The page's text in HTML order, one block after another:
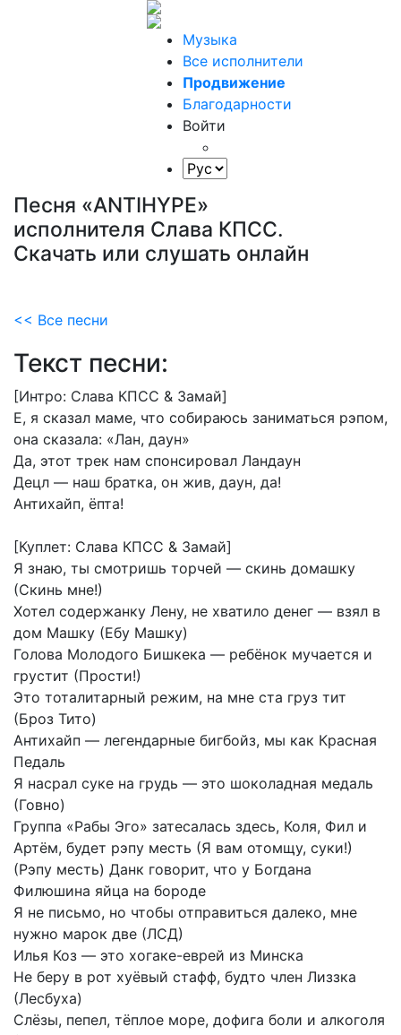
Музыка
Все исполнители
Продвижение
Благодарности
Войти
Песня «ANTIHYPE»
исполнителя Слава КПСС.
Скачать или слушать онлайн
<< Все песни
Текст песни:
[Интро: Слава КПСС & Замай]
Е, я сказал маме, что собираюсь заниматься рэпом,
она сказала: «Лан, даун»
Да, этот трек нам спонсировал Ландаун
Децл — наш братка, он жив, даун, да!
Антихайп, ёпта!
[Куплет: Слава КПСС & Замай]
Я знаю, ты смотришь торчей — скинь домашку
(Скинь мне!)
Хотел содержанку Лену, не хватило денег — взял в
дом Машку (Ебу Машку)
Голова Молодого Бишкека — ребёнок мучается и
грустит (Прости!)
Это тоталитарный режим, на мне ста груз тит
(Броз Тито)
Антихайп — легендарные бигбойз, мы как Красная
Педаль
Я насрал суке на грудь — это шоколадная медаль
(Говно)
Группа «Рабы Эго» затесалась здесь, Коля, Фил и
Артём, будет рэпу месть (Я вам отомщу, суки!)
(Рэпу месть) Данк говорит, что у Богдана
Филюшина яйца на бороде
Я не письмо, но чтобы отправиться далеко, мне
нужно марок две (ЛСД)
Илья Коз — это хогаке-еврей из Минска
Не беру в рот хуёвый стафф, будто член Лиззка
(Лесбуха)
Слёзы, пепел, тёплое море, дофига боли и алкоголя